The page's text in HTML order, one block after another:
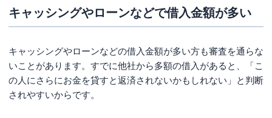
キャッシングやローンなどで借入金額が多い
キャッシングやローンなどの借入金額が多い方も審査を通らな
いことがあります。すでに他社から多額の借入があると、「こ
の人にさらにお金を貸すと返済されないかもしれない」と判断
されやすいからです。